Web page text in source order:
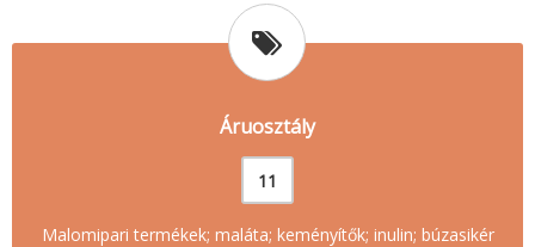
Áruosztály
11
Malomipari termékek; maláta; keményítők; inulin; búzasikér